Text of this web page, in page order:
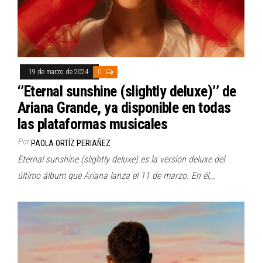
19 de marzo de 2024 0
‘’Eternal sunshine (slightly deluxe)’’ de
Ariana Grande, ya disponible en todas
las plataformas musicales
Por PAOLA ORTÍZ PERIAÑEZ
Eternal sunshine (slightly deluxe) es la version deluxe del
último álbum que Ariana lanza el 11 de marzo. En él,…